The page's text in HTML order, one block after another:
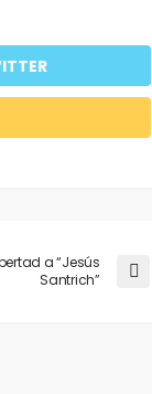
a “Jesús
Santrich”